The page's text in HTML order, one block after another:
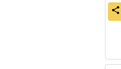
share